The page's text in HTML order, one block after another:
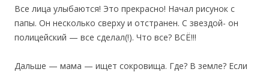
Все лица улыбаются! Это прекрасно! Начал рисунок с
папы. Он несколько сверху и отстранен. С звездой- он
полицейский — все сделал(!). Что все? ВСЁ!!!
Дальше — мама — ищет сокровища. Где? В земле? Если